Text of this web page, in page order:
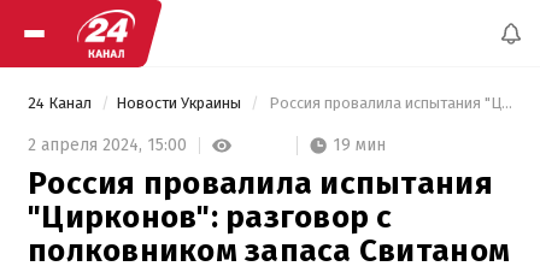
24 Канал Новости Украины Россия провалила испытания "Цирконов": разговор с полковником запаса Свитаном
2 апреля 2024, 15:00 19 мин
Россия провалила испытания
"Цирконов": разговор с
полковником запаса Свитаном